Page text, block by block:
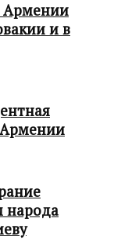
Армении
и в
народа